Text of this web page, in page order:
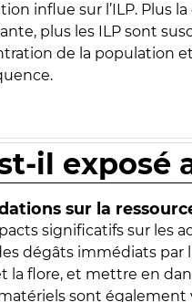
influe sur l’ILP. Plus
plus les ILP sont
de la population
il exposé
sur la
significatifs sur les
dégâts immédiats
la flore, et mettre en
sont également